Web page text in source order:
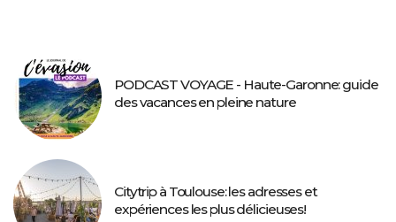
PODCAST VOYAGE - Haute-Garonne: guide
des vacances en pleine nature
Citytrip à Toulouse: les adresses et
expériences les plus délicieuses!